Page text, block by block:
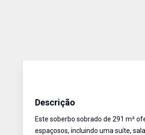
Descrição
Este soberbo sobrado de 291 m²
espaçosos, incluindo uma suíte,